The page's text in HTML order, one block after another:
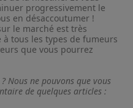
progressivement le
en désaccoutumer !
le marché est très
tous les types de fumeurs
que vous pourrez
Nous ne pouvons que vous
de quelques articles :